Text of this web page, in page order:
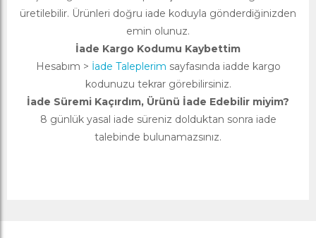
üretilebilir. Ürünleri doğru iade koduyla gönderdiğinizden
emin olunuz.
İade Kargo Kodumu Kaybettim
Hesabım > İade Taleplerim sayfasında iadde kargo
kodunuzu tekrar görebilirsiniz.
İade Süremi Kaçırdım, Ürünü İade Edebilir miyim?
8 günlük yasal iade süreniz dolduktan sonra iade
talebinde bulunamazsınız.